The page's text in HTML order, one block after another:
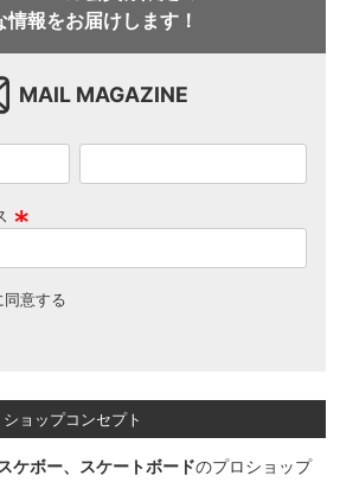
情報をお届けします！
MAIL MAGAZINE
須
同意する
ショップコンセプト
スケボー、スケートボードのプロショップ